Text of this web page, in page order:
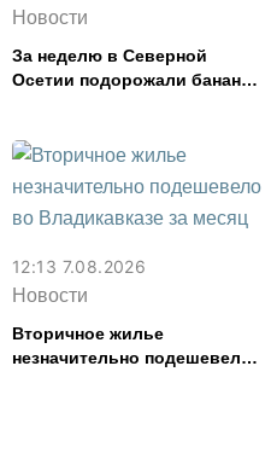
Новости
За неделю в Северной
Осетии подорожали бананы
картофель
12:13 7.08.2026
Новости
Вторичное жилье
незначительно подешевело